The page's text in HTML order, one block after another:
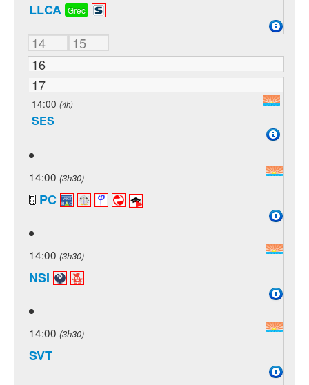
LLCA Grec
14
15
16
17
14:00 (4h)
SES
14:00 (3h30)
PC
14:00 (3h30)
NSI
14:00 (3h30)
SVT